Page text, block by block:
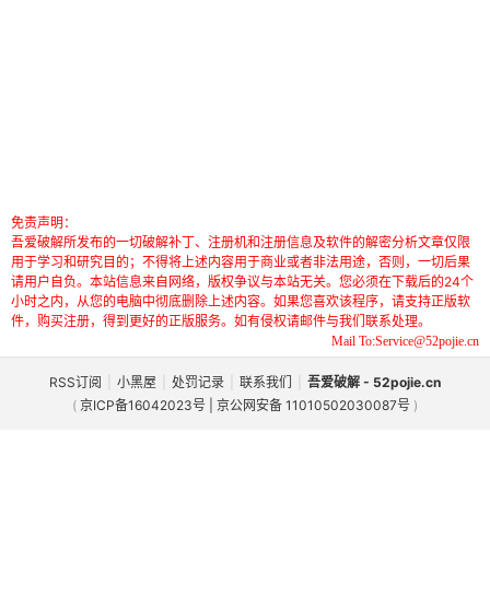
免责声明：
吾爱破解所发布的一切破解补丁、注册机和注册信息及软件的解密分析文章仅限
用于学习和研究目的；不得将上述内容用于商业或者非法用途，否则，一切后果
请用户自负。本站信息来自网络，版权争议与本站无关。您必须在下载后的24个
小时之内，从您的电脑中彻底删除上述内容。如果您喜欢该程序，请支持正版软
件，购买注册，得到更好的正版服务。如有侵权请邮件与我们联系处理。
Mail To:Service@52pojie.cn
RSS订阅 小黑屋 处罚记录 联系我们
吾爱破解 - 52pojie.cn
( 京ICP备16042023号 | 京公网安备 11010502030087号 )